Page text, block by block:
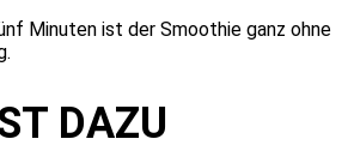
Minuten ist der Smoothie ganz ohne
DAZU